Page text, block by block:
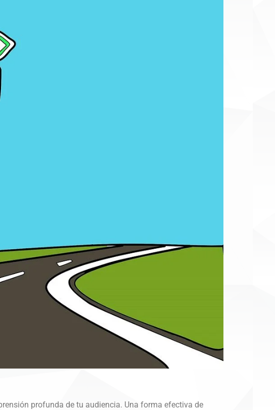
profunda de tu audiencia. Una forma efectiva de